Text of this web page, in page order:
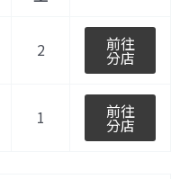
2 前往
分店
1 前往
分店